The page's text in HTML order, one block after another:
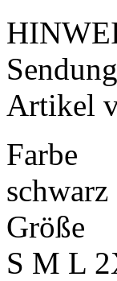
Artikel
Farbe
schwarz
Größe
S M L